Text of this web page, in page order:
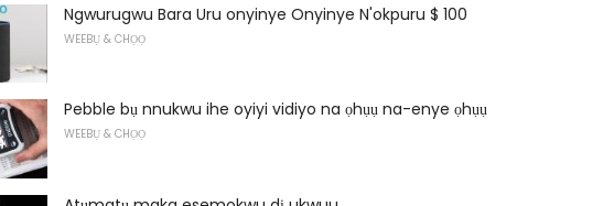
Ngwurugwu Bara Uru onyinye Onyinye N'okpuru $ 100
WEEBỤ & CHỌỌ
Pebble bụ nnukwu ihe oyiyi vidiyo na ọhụụ na-enye ọhụụ
WEEBỤ & CHỌỌ